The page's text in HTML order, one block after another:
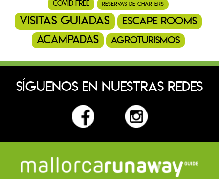
covid free reservas de charters
visitas guiadas escape rooms
acampadas agroturismos
SÍGUENOS EN NUESTRAS REDES